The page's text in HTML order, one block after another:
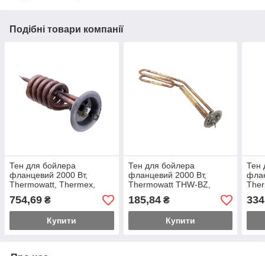
Подібні товари компанії
Тен для бойлера
фланцевий 2000 Вт,
Thermowatt, Thermex,
L=170 мм, d=64 мм
(спіраль, мідний)
754,69 ₴
Купити
Тен для бойлера
фланцевий 2000 Вт,
Thermowatt THW-BZ,
Thermex, Polaris, L=310
мм, d=64 мм (мідний)
185,84₴
Купити
Тен
мм